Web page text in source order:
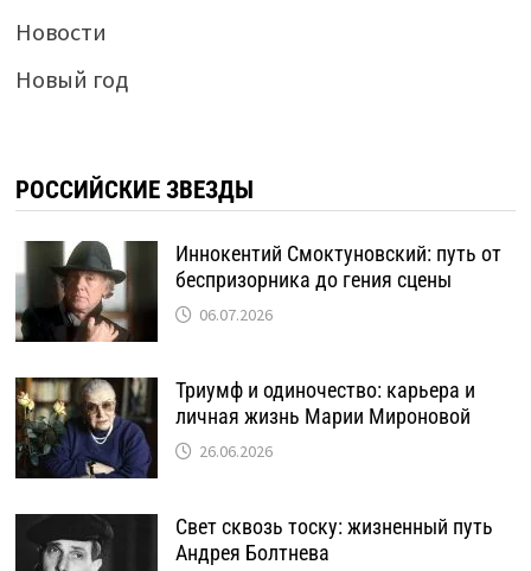
Новости
Новый год
РОССИЙСКИЕ ЗВЕЗДЫ
Иннокентий Смоктуновский: путь от
беспризорника до гения сцены
06.07.2026
Триумф и одиночество: карьера и
личная жизнь Марии Мироновой
26.06.2026
Свет сквозь тоску: жизненный путь
Андрея Болтнева